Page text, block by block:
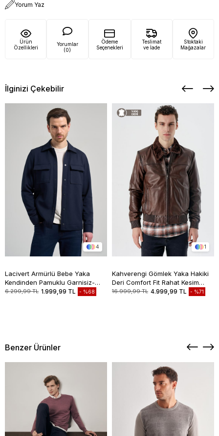
Yorum Yaz
Ürün
Özellikleri
Yorumlar
(0)
Ödeme
Seçenekleri
Teslimat
ve İade
Stoktaki
Mağazalar
İlginizi Çekebilir
4
Lacivert Armürlü Bebe Yaka
Kendinden Pamuklu Garnisiz-
Biyesiz Standart Fit Mont
6.299,99 TL 1.999,99 TL %68
1
Kahverengi Gömlek Yaka Hakiki
Deri Comfort Fit Rahat Kesim
Casual Mont 1038235208
16.999,99 TL 4.999,99 TL %71
Benzer Ürünler